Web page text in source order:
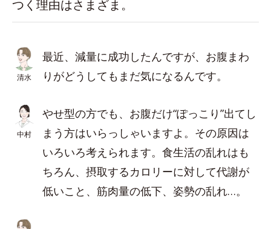
つく理由はさまざま。
清水
最近、減量に成功したんですが、お腹まわ
りがどうしてもまだ気になるんです。
中村
やせ型の方でも、お腹だけ“ぽっこり”出てし
まう方はいらっしゃいますよ。その原因は
いろいろ考えられます。食生活の乱れはも
ちろん、摂取するカロリーに対して代謝が
低いこと、筋肉量の低下、姿勢の乱れ…。